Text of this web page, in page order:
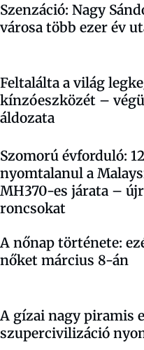
Szenzáció: Nagy
városa több ezer év
Feltalálta a világ
kínzóeszközét –
áldozata
Szomorú évforduló:
nyomtalanul a
MH370-es járata –
roncsokat
A nőnap története:
nőket március 8-án
A gízai nagy piramis
szupercivilizáció